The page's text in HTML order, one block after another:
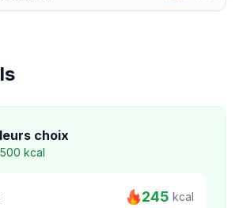
choix
kcal
245 kcal